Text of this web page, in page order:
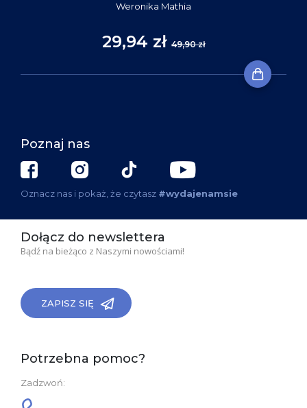
Weronika Mathia
29,94 zł 49,90 zł
Poznaj nas
Oznacz nas i pokaż, że czytasz #wydajenamsie
Dołącz do newslettera
Bądź na bieżąco z Naszymi nowościami!
ZAPISZ SIĘ
Potrzebna pomoc?
Zadzwoń: